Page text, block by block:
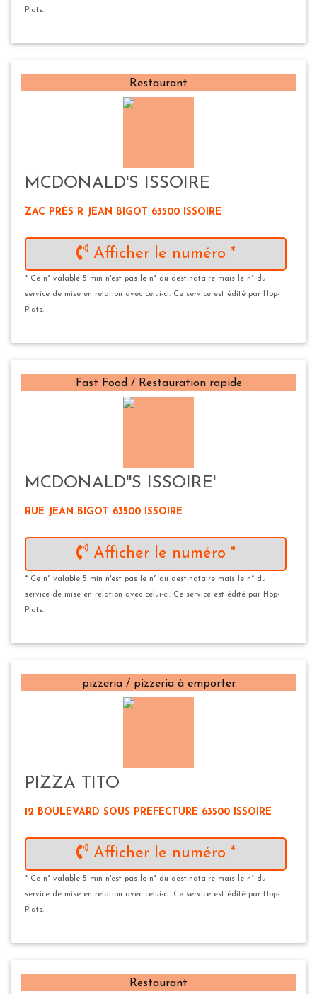
Plats.
Restaurant
MCDONALD'S ISSOIRE
ZAC PRÈS R JEAN BIGOT 63500 ISSOIRE
Afficher le numéro *
* Ce n° valable 5 min n'est pas le n° du destinataire mais le n° du
service de mise en relation avec celui-ci. Ce service est édité par Hop-
Plats.
Fast Food / Restauration rapide
MCDONALD''S ISSOIRE'
RUE JEAN BIGOT 63500 ISSOIRE
Afficher le numéro *
* Ce n° valable 5 min n'est pas le n° du destinataire mais le n° du
service de mise en relation avec celui-ci. Ce service est édité par Hop-
Plats.
pizzeria / pizzeria à emporter
PIZZA TITO
12 BOULEVARD SOUS PREFECTURE 63500 ISSOIRE
Afficher le numéro *
* Ce n° valable 5 min n'est pas le n° du destinataire mais le n° du
service de mise en relation avec celui-ci. Ce service est édité par Hop-
Plats.
Restaurant